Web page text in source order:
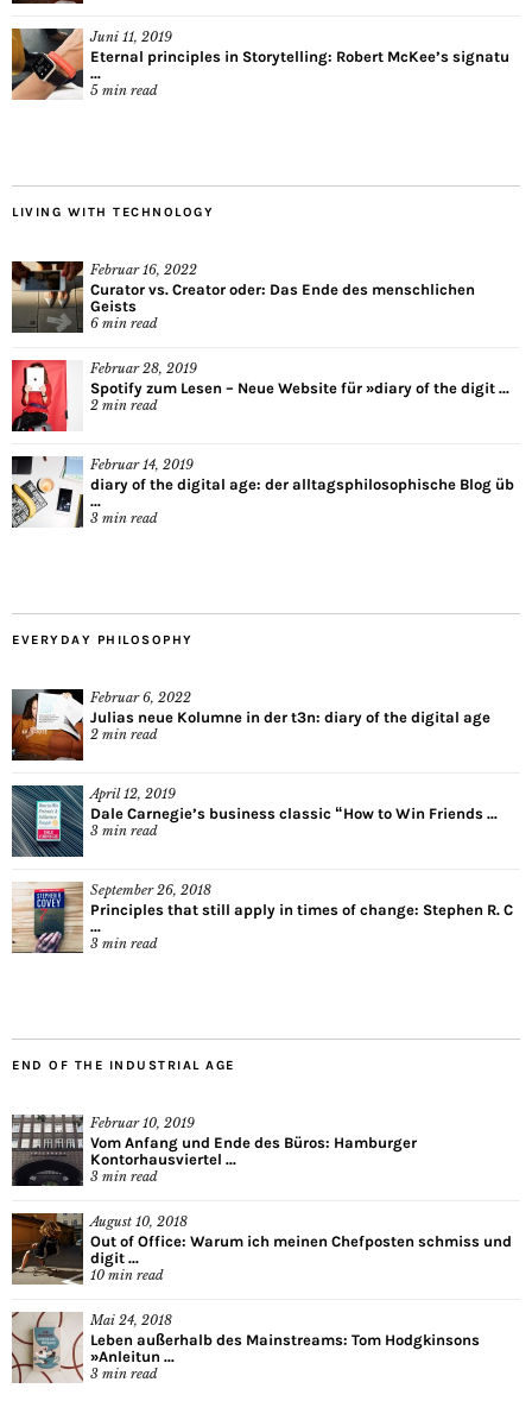
Juni 11, 2019
Eternal principles in Storytelling: Robert McKee’s signatu
...
5 min read
LIVING WITH TECHNOLOGY
Februar 16, 2022
Curator vs. Creator oder: Das Ende des menschlichen
Geists
6 min read
Februar 28, 2019
Spotify zum Lesen – Neue Website für »diary of the digit ...
2 min read
Februar 14, 2019
diary of the digital age: der alltagsphilosophische Blog üb
...
3 min read
EVERYDAY PHILOSOPHY
Februar 6, 2022
Julias neue Kolumne in der t3n: diary of the digital age
2 min read
April 12, 2019
Dale Carnegie’s business classic “How to Win Friends ...
3 min read
September 26, 2018
Principles that still apply in times of change: Stephen R. C
...
3 min read
END OF THE INDUSTRIAL AGE
Februar 10, 2019
Vom Anfang und Ende des Büros: Hamburger
Kontorhausviertel ...
3 min read
August 10, 2018
Out of Office: Warum ich meinen Chefposten schmiss und
digit ...
10 min read
Mai 24, 2018
Leben außerhalb des Mainstreams: Tom Hodgkinsons
»Anleitun ...
3 min read